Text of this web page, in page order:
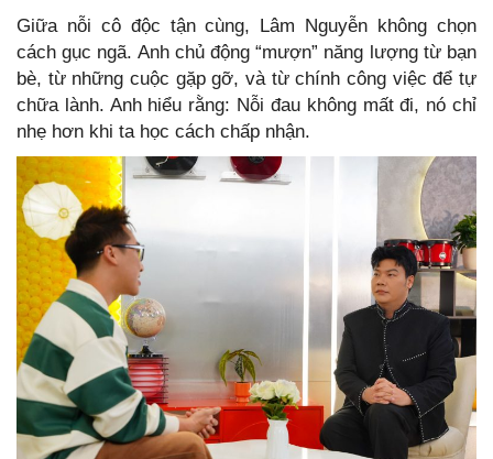
Giữa nỗi cô độc tận cùng, Lâm Nguyễn không chọn
cách gục ngã. Anh chủ động “mượn” năng lượng từ bạn
bè, từ những cuộc gặp gỡ, và từ chính công việc để tự
chữa lành. Anh hiểu rằng: Nỗi đau không mất đi, nó chỉ
nhẹ hơn khi ta học cách chấp nhận.